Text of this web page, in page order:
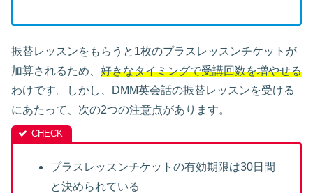
振替レッスンをもらうと1枚のプラスレッスンチケットが
加算されるため、 好きなタイミングで受講回数を増やせる
わけです。しかし、DMM英会話の振替レッスンを受ける
にあたって、次の2つの注意点があります。
プラスレッスンチケットの有効期限は30日間
と決められている